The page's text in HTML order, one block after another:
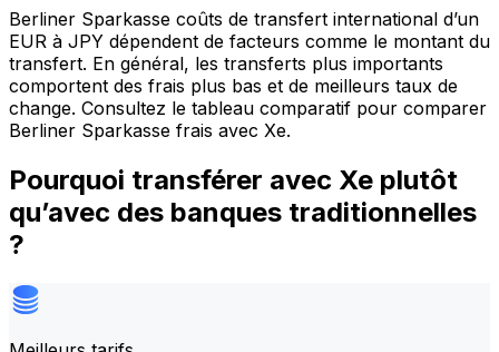
Berliner Sparkasse coûts de transfert international d’un
EUR à JPY dépendent de facteurs comme le montant du
transfert. En général, les transferts plus importants
comportent des frais plus bas et de meilleurs taux de
change. Consultez le tableau comparatif pour comparer
Berliner Sparkasse frais avec Xe.
Pourquoi transférer avec Xe plutôt
qu’avec des banques traditionnelles
?